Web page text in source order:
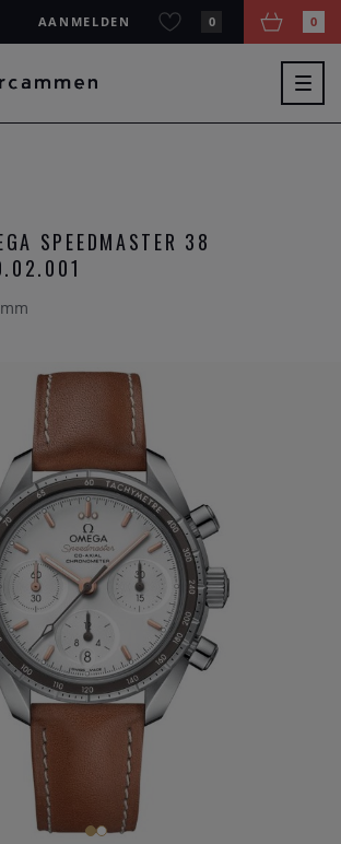
AANMELDEN 0 0
SPEEDMASTER 38